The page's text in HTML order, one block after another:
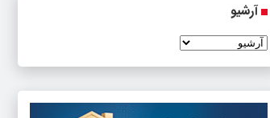
آرشیو